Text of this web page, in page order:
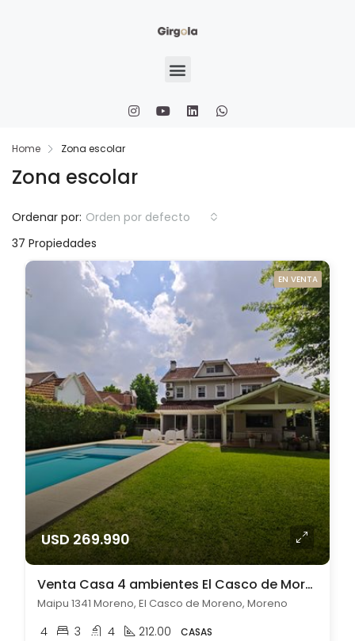
Home Zona escolar
Zona escolar
37 Propiedades
Ordenar por: Orden por defecto
EN VENTA
USD 269.990
Venta Casa 4 ambientes El Casco de Moreno
Maipu 1341 Moreno, El Casco de Moreno, Moreno
4 3 4 212.00 CASAS